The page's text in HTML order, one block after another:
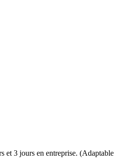
et 3 jours en entreprise. (Adaptable